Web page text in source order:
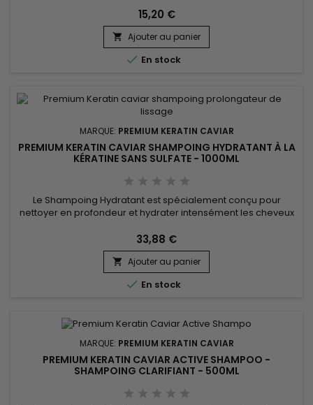
Argan Sulfate-Free Shampoo aide à hydrater,...
15,20 €
 Ajouter au panier
 En stock
MARQUE: PREMIUM KERATIN CAVIAR
PREMIUM KERATIN CAVIAR SHAMPOING HYDRATANT À LA
KÉRATINE SANS SULFATE - 1000ML
Le Shampoing Hydratant est spécialement conçu pour
nettoyer en profondeur et hydrater intensément les cheveux
en protéine de soie, il répare la fibre capillaire, renforce la
structure des cheveux et aide à prévenir les pointes
fourchues. Premium Keratin Caviar Shampoing hydratant à la
kératine...
33,88 €
 Ajouter au panier
 En stock
MARQUE: PREMIUM KERATIN CAVIAR
PREMIUM KERATIN CAVIAR ACTIVE SHAMPOO -
SHAMPOING CLARIFIANT - 500ML